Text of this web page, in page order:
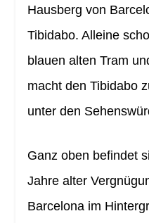
Hausberg von
Tibidabo. Alleine
blauen alten Tram
macht den Tibidabo
unter den
Ganz oben befindet
Jahre alter
Barcelona im